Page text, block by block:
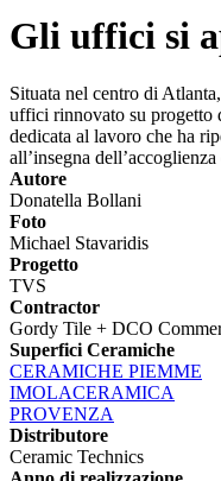
Gli uffici si
Situata nel centro di
uffici rinnovato su progetto
dedicata al lavoro che ha
all’insegna dell’accoglienza
Autore
Donatella Bollani
Foto
Michael Stavaridis
Progetto
TVS
Contractor
Gordy Tile + DCO
Superfici Ceramiche
CERAMICHE PIEMME
IMOLACERAMICA
PROVENZA
Distributore
Ceramic Technics